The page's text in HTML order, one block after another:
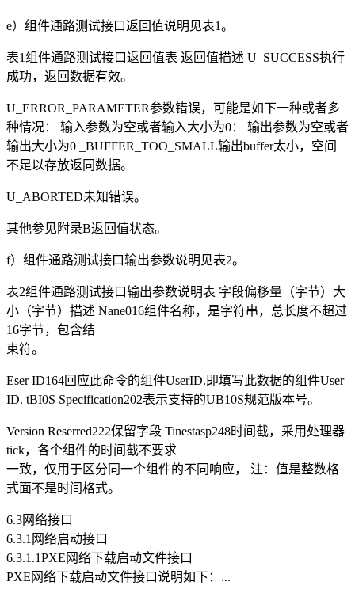
e）组件通路测试接口返回值说明见表1。
表1组件通路测试接口返回值表 返回值描述 U_SUCCESS执行
成功，返回数据有效。
U_ERROR_PARAMETER参数错误，可能是如下一种或者多
种情况： 输入参数为空或者输入大小为0： 输出参数为空或者
输出大小为0 _BUFFER_TOO_SMALL输出buffer太小，空间
不足以存放返同数据。
U_ABORTED未知错误。
其他参见附录B返回值状态。
f）组件通路测试接口输出参数说明见表2。
表2组件通路测试接口输出参数说明表 字段偏移量（字节）大
小（字节）描述 Nane016组件名称，是字符串，总长度不超过
16字节，包含结
束符。
Eser ID164回应此命令的组件UserID.即填写此数据的组件User
ID. tBI0S Specification202表示支持的UB10S规范版本号。
Version Reserred222保留字段 Tinestasp248时间截，采用处理器
tick，各个组件的时间截不要求
一致，仅用于区分同一个组件的不同响应， 注：值是整数格
式面不是时间格式。
6.3网络接口
6.3.1网络启动接口
6.3.1.1PXE网络下载启动文件接口
PXE网络下载启动文件接口说明如下：...